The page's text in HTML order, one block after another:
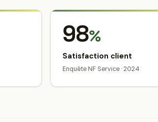
98%
Satisfaction client
Enquête NF Service · 2024